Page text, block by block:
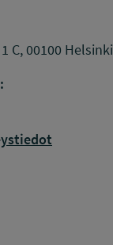
C, 00100 Helsinki